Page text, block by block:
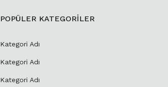
POPÜLER KATEGORİLER
Kategori Adı
Kategori Adı
Kategori Adı